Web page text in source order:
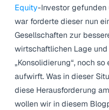
Equity-Investor gefunden
war forderte dieser nun
Gesellschaften zur
wirtschaftlichen Lage
„Konsolidierung“, noch so
aufwirft. Was in dieser
diese Herausforderung
wollen wir in diesem